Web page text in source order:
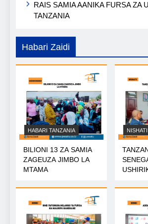
RAIS SAMIA AANIKA FURSA ZA
TANZANIA
Habari Zaidi
HABARI TANZANIA
BILIONI 13 ZA SAMIA
ZAGEUZA JIMBO LA
MTAMA
NISHATI